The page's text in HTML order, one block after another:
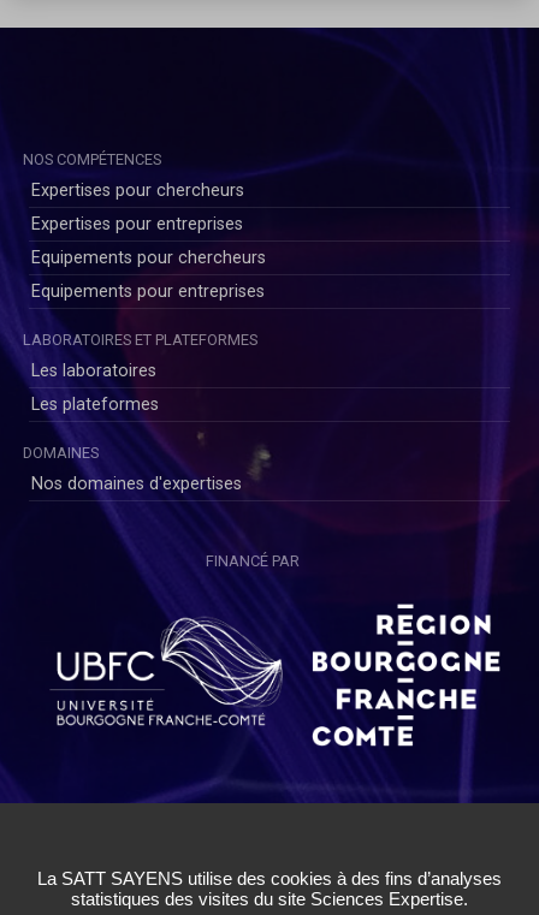
NOS COMPÉTENCES
Expertises pour chercheurs
Expertises pour entreprises
Equipements pour chercheurs
Equipements pour entreprises
LABORATOIRES ET PLATEFORMES
Les laboratoires
Les plateformes
DOMAINES
Nos domaines d'expertises
FINANCÉ PAR
Politique de Confidentialité Chercheurs|Conditions Générales
d'Utilisation|Cookies| Gestion des cookies